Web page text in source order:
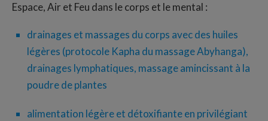
Espace, Air et Feu dans le corps et le mental :
drainages et massages du corps avec des huiles
légères (protocole Kapha du massage Abyhanga),
drainages lymphatiques, massage amincissant à la
poudre de plantes
alimentation légère et détoxifiante en privilégiant